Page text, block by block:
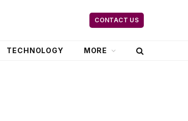
CONTACT US
TECHNOLOGY MORE